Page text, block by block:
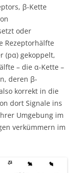
β-Kette
oder
Rezeptorhälfte
(pα) gekoppelt,
– die α-Kette –
deren β-
korrekt in die
dort Signale ins
Umgebung im
verkümmern im